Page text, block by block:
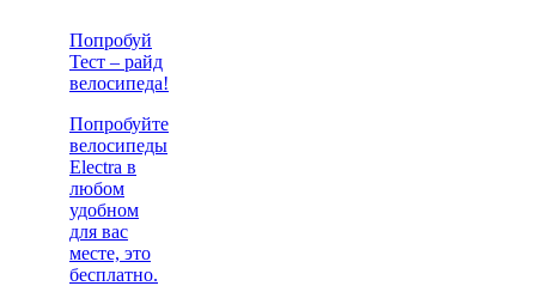
Попробуй
Тест – райд
велосипеда!
Попробуйте
велосипеды
Electra в
любом
удобном
для вас
месте, это
бесплатно.